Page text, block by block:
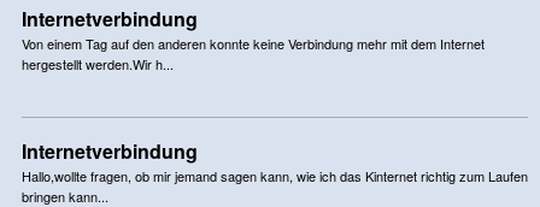
Internetverbindung
Von einem Tag auf den anderen konnte keine Verbindung mehr mit dem Internet
hergestellt werden.Wir h...
Internetverbindung
Hallo,wollte fragen, ob mir jemand sagen kann, wie ich das Kinternet richtig zum Laufen
bringen kann...